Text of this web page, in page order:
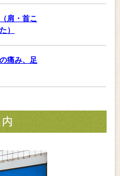
肩・首こ
）
痛み、足